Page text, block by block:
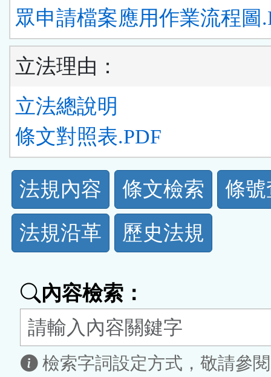
眾申請檔案應用作業流程圖
立法理由：
立法總說明
條文對照表.PDF
法
規
功
按
鈕
區
法規內容 條文檢索
條
法規沿革
歷史法規
內容檢索：
檢索字詞設定方式，敬請參